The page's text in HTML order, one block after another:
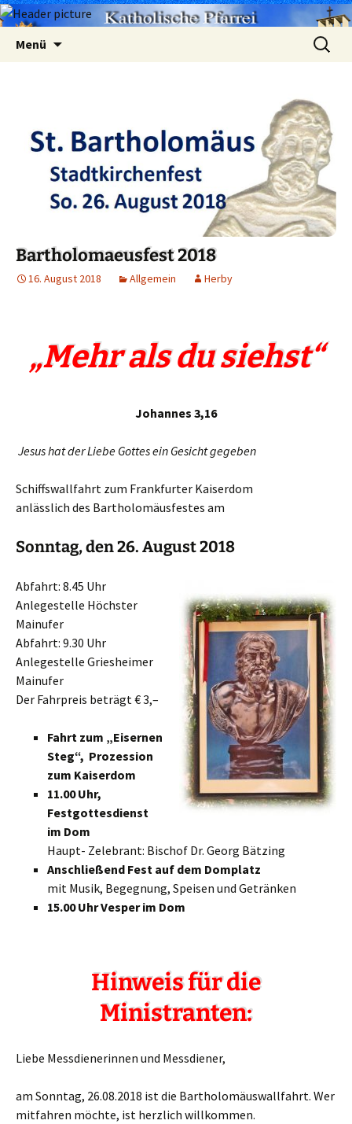
Menü
Suchen
nach:
Bartholomaeusfest 2018
16. August 2018 Allgemein Herby
„Mehr als du siehst“
Johannes 3,16
Jesus hat der Liebe Gottes ein Gesicht gegeben
Schiffswallfahrt zum Frankfurter Kaiserdom
anlässlich des Bartholomäusfestes am
Sonntag, den 26. August 2018
Abfahrt: 8.45 Uhr
Anlegestelle Höchster
Mainufer
Abfahrt: 9.30 Uhr
Anlegestelle Griesheimer
Mainufer
Der Fahrpreis beträgt € 3,–
Fahrt zum „Eisernen
Steg“, Prozession
zum Kaiserdom
11.00 Uhr,
Festgottesdienst
im Dom
Haupt- Zelebrant: Bischof Dr. Georg Bätzing
Anschließend Fest auf dem Domplatz
mit Musik, Begegnung, Speisen und Getränken
15.00 Uhr Vesper im Dom
Hinweis für die
Ministranten:
Liebe Messdienerinnen und Messdiener,
am Sonntag, 26.08.2018 ist die Bartholomäuswallfahrt. Wer
mitfahren möchte, ist herzlich willkommen.